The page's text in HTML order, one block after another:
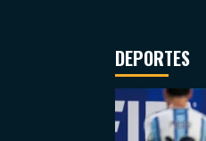
DEPORTES